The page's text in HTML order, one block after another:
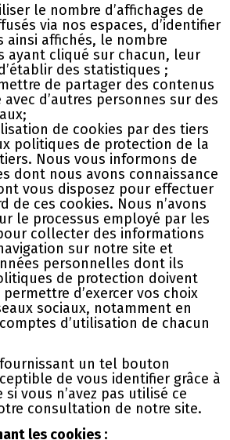
le nombre d’affichages de
via nos espaces, d’identifier
ainsi affichés, le nombre
ayant cliqué sur chacun, leur
des statistiques ;
de partager des contenus
d’autres personnes sur des
de cookies par des tiers
politiques de protection de la
Nous vous informons de
dont nous avons connaissance
vous disposez pour effectuer
de ces cookies. Nous n’avons
le processus employé par les
collecter des informations
sur notre site et
personnelles dont ils
de protection doivent
d’exercer vos choix
sociaux, notamment en
d’utilisation de chacun
un tel bouton
de vous identifier grâce à
vous n’avez pas utilisé ce
consultation de notre site.
les cookies :